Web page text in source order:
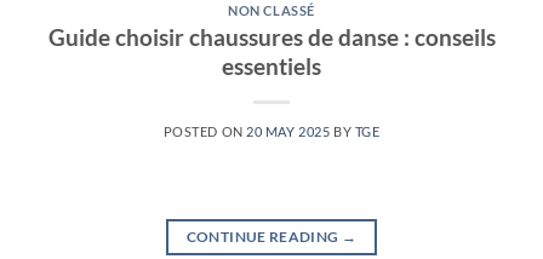
NON CLASSÉ
Guide choisir chaussures de danse : conseils
essentiels
POSTED ON 20 MAY 2025 BY TGE
CONTINUE READING →